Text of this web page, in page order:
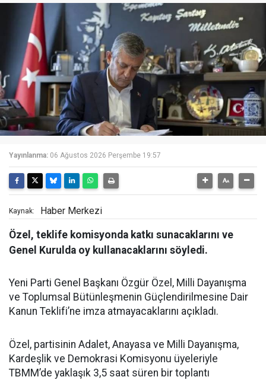
Yayınlanma: 06 Ağustos 2026 Perşembe 19:57
Kaynak: Haber Merkezi
Özel, teklife komisyonda katkı sunacaklarını ve
Genel Kurulda oy kullanacaklarını söyledi.
Yeni Parti Genel Başkanı Özgür Özel, Milli Dayanışma
ve Toplumsal Bütünleşmenin Güçlendirilmesine Dair
Kanun Teklifi’ne imza atmayacaklarını açıkladı.
Özel, partisinin Adalet, Anayasa ve Milli Dayanışma,
Kardeşlik ve Demokrasi Komisyonu üyeleriyle
TBMM’de yaklaşık 3,5 saat süren bir toplantı